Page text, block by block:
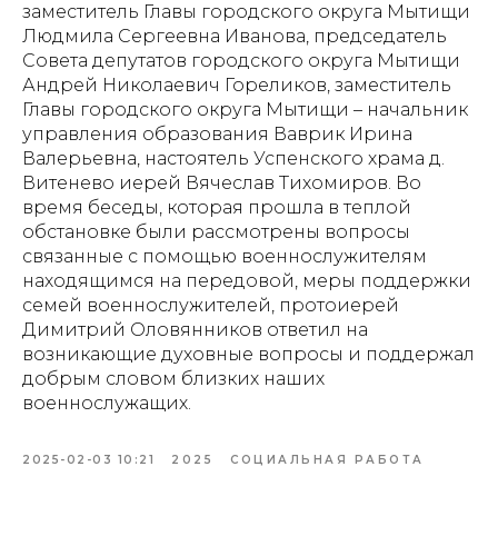
заместитель Главы городского округа Мытищи
Людмила Сергеевна Иванова, председатель
Совета депутатов городского округа Мытищи
Андрей Николаевич Гореликов, заместитель
Главы городского округа Мытищи – начальник
управления образования Ваврик Ирина
Валерьевна, настоятель Успенского храма д.
Витенево иерей Вячеслав Тихомиров. Во
время беседы, которая прошла в теплой
обстановке были рассмотрены вопросы
связанные с помощью военнослужителям
находящимся на передовой, меры поддержки
семей военнослужителей, протоиерей
Димитрий Оловянников ответил на
возникающие духовные вопросы и поддержал
добрым словом близких наших
военнослужащих.
2025-02-03 10:21 2025 СОЦИАЛЬНАЯ РАБОТА